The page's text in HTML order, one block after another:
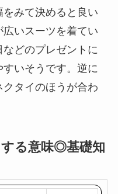
みて決めると良い
いスーツを着てい
どのプレゼントに
いそうです。逆に
タイのほうが合わ
る意味◎基礎知